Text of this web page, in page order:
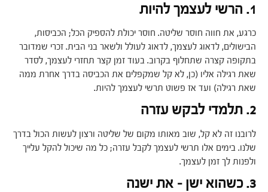
1. הרשי לעצמך להיות
כרגע, את חווה חוסר שליטה. חוסר יכולת להספיק הכל; הכביסות,
הבישולים, לדאוג לעצמך, לדאוג לעולל ולשאר בני הבית. זכרי שמדובר
בתקופה קצרה שתחלוף בקרוב. בעוד זמן קצר תחזרי לעצמך, לסדר
שאת רגילה אליו (כן, לא קל שמקפלים את הכביסה בדרך אחרת ממה
שאת רגילה) ועד אז פשוט תרשי לעצמך להיות.
2. תלמדי לבקש עזרה
לרובנו זה לא קל, שוב מאותו מקום של שליטה ורצון לעשות הכול בדרך
שלנו. בימים אלו תרשי לעצמך לקבל עזרה; כל מה שיכול להקל עלייך
ולפנות לך זמן לעצמך.
3. כשהוא ישן – את ישנה